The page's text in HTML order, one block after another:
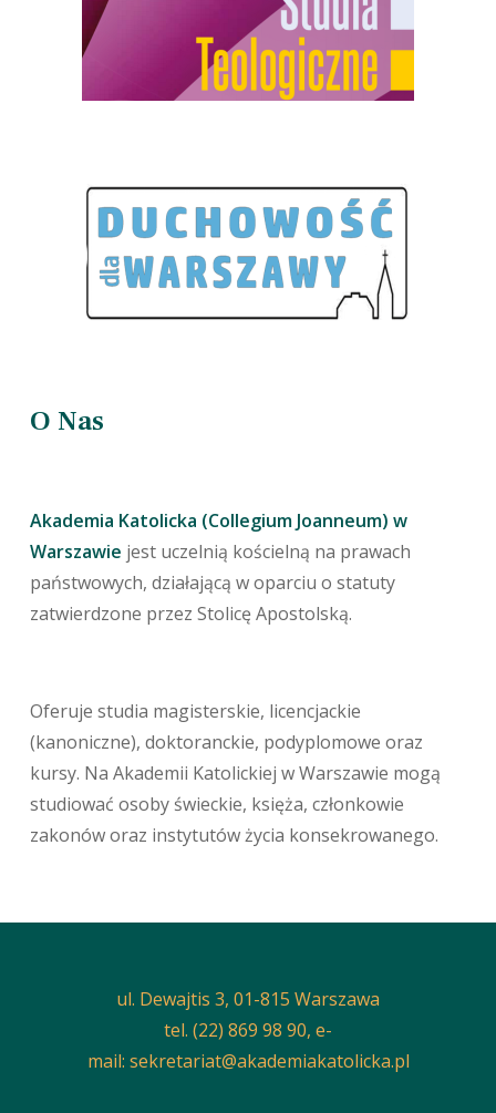
O Nas
Akademia Katolicka (Collegium Joanneum) w
Warszawie jest uczelnią kościelną na prawach
państwowych, działającą w oparciu o statuty
zatwierdzone przez Stolicę Apostolską.
Oferuje studia magisterskie, licencjackie
(kanoniczne), doktoranckie, podyplomowe oraz
kursy. Na Akademii Katolickiej w Warszawie mogą
studiować osoby świeckie, księża, członkowie
zakonów oraz instytutów życia konsekrowanego.
ul. Dewajtis 3, 01-815 Warszawa
tel. (22) 869 98 90, e-
mail: sekretariat@akademiakatolicka.pl